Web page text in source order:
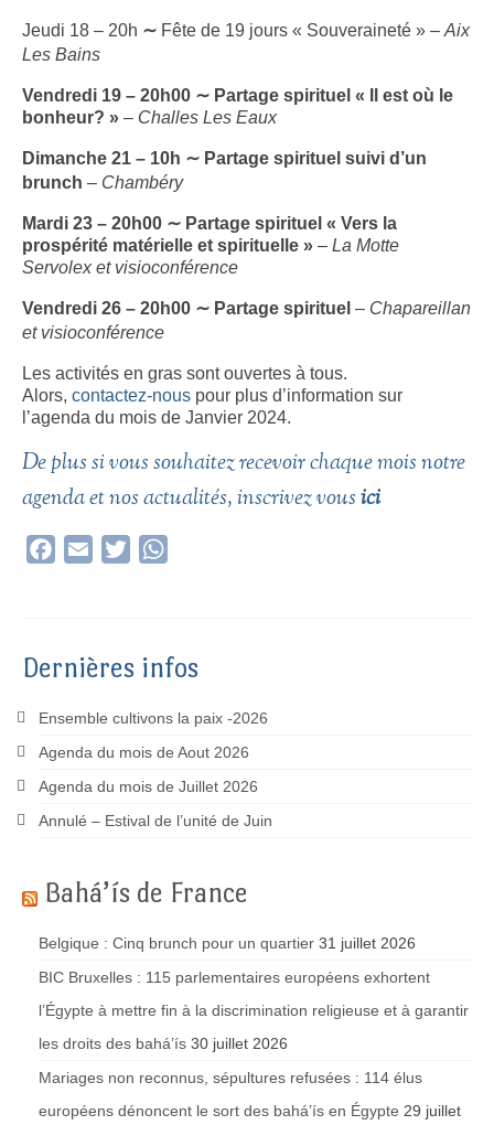
Jeudi 18 – 20h ∼ Fête de 19 jours « Souveraineté » – Aix
Les Bains
Vendredi 19 – 20h00 ∼ Partage spirituel « Il est où le
bonheur? » – Challes Les Eaux
Dimanche 21 – 10h ∼ Partage spirituel suivi d’un
brunch – Chambéry
Mardi 23 – 20h00 ∼ Partage spirituel « Vers la
prospérité matérielle et spirituelle » – La Motte
Servolex et visioconférence
Vendredi 26 – 20h00 ∼ Partage spirituel – Chapareillan
et visioconférence
Les activités en gras sont ouvertes à tous.
Alors, contactez-nous pour plus d’information sur
l’agenda du mois de Janvier 2024.
De plus si vous souhaitez recevoir chaque mois notre
agenda et nos actualités, inscrivez vousici
Facebook
Email Twitter
Dernières infos
Ensemble cultivons la paix -2026
Agenda du mois de Aout 2026
Agenda du mois de Juillet 2026
Annulé – Estival de l’unité de Juin
Bahá’ís de France
Belgique : Cinq brunch pour un quartier 31 juillet 2026
BIC Bruxelles : 115 parlementaires européens exhortent
l’Égypte à mettre fin à la discrimination religieuse et à garantir
les droits des bahá’ís 30 juillet 2026
Mariages non reconnus, sépultures refusées : 114 élus
européens dénoncent le sort des bahá’ís en Égypte 29 juillet